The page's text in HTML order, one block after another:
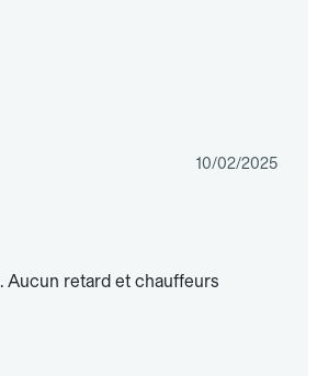
10/02/2025
Aucun retard et chauffeurs